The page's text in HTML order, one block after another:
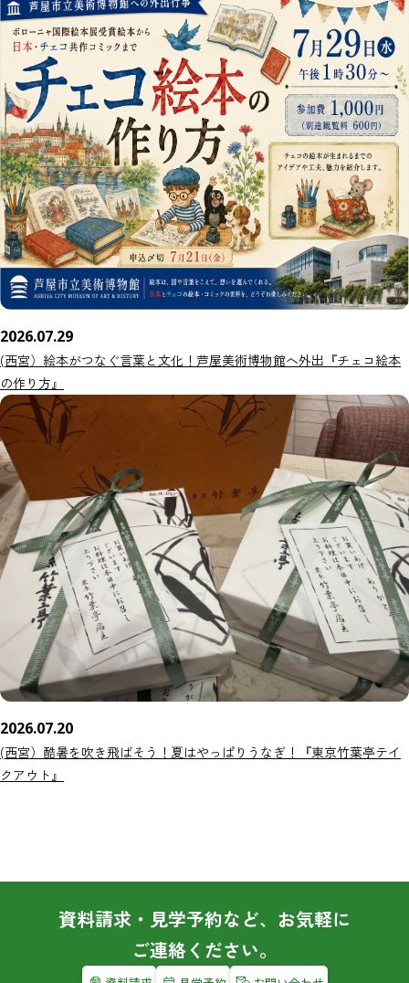
2026.07.29
(西宮）絵本がつなぐ言葉と文化！芦屋美術博物館へ外出『チェコ絵本
の作り方』
2026.07.20
(西宮）酷暑を吹き飛ばそう！夏はやっぱりうなぎ！『東京竹葉亭テイ
クアウト』
資料請求・見学予約など、お気軽に
ご連絡ください。